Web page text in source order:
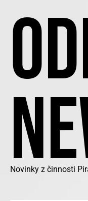
Novinky z činnosti